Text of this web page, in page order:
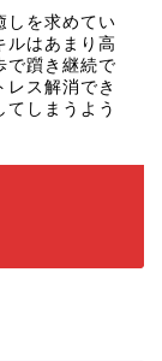
しを求めてい
ルはあまり高
で躓き継続で
レス解消でき
しまうよう